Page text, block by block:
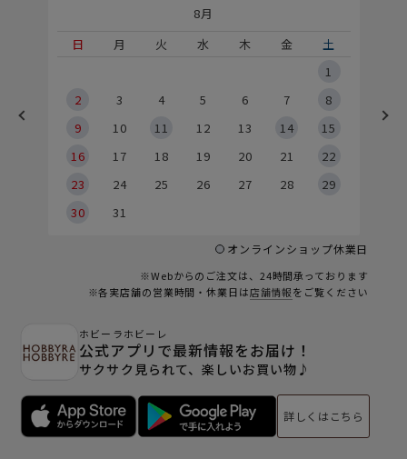
8月
日
月 火 水 木 金
土
1
2
3 4 5 6 7
8
9
10 11 12 13 14
15
16
17 18 19 20 21
22
23
24 25 26 27 28
29
30
31
オンラインショップ休業日
※Webからのご注文は、24時間承っております
※各実店舗の営業時間・休業日は店舗情報をご覧ください
ホビーラホビーレ
公式アプリで最新情報をお届け！
サクサク見られて、楽しいお買い物♪
詳しくはこちら